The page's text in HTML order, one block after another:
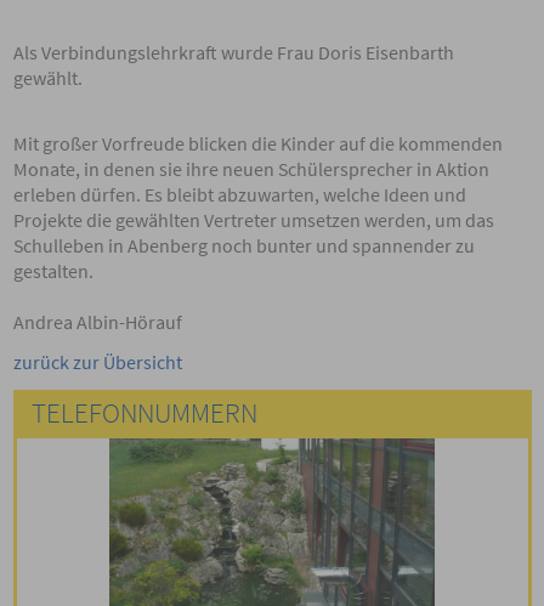
Als Verbindungslehrkraft wurde Frau Doris Eisenbarth
gewählt.
Mit großer Vorfreude blicken die Kinder auf die kommenden
Monate, in denen sie ihre neuen Schülersprecher in Aktion
erleben dürfen. Es bleibt abzuwarten, welche Ideen und
Projekte die gewählten Vertreter umsetzen werden, um das
Schulleben in Abenberg noch bunter und spannender zu
gestalten.
Andrea Albin-Hörauf
zurück zur Übersicht
TELEFONNUMMERN